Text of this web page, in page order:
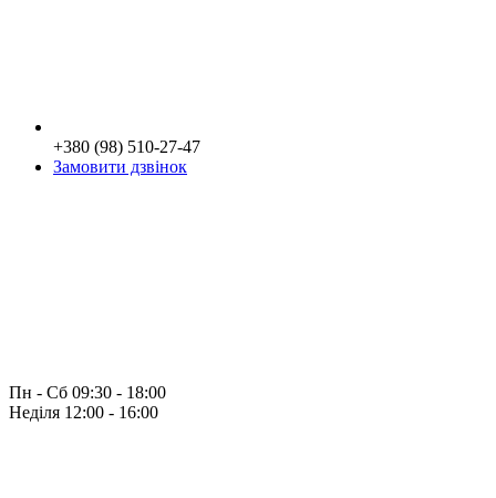
+380 (98) 510-27-47
Замовити дзвінок
Пн - Сб 09:30 - 18:00
Неділя 12:00 - 16:00